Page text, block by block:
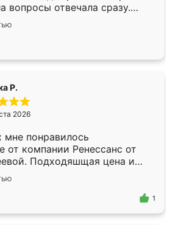
вопросы отвечала сразу.
в субботу, подошёл к
ответственностью. Собрали
работали аккуратно, даже
Р.
2026
мне понравилось
от компании Ренессанс от
Подходяшщая цена и
изготовления. Приехавший
Владислав
моему эскизу самый
1